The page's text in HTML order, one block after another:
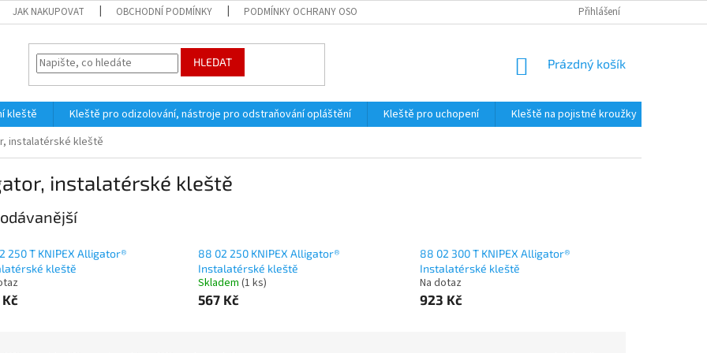
JAK NAKUPOVAT OBCHODNÍ PODMÍNKY PODMÍNKY OCHRANY OSOBNÍCH ÚDAJŮ Přihlášení
HLEDAT
NÁKUPNÍ
Prázdný košík
kleště Kleště pro odizolování, nástroje pro odstraňování opláštění Kleště pro uchopení Kleště na pojistné kroužky
instalatérské kleště
instalatérské kleště
250 T KNIPEX Alligator®
kleště
88 02 250 KNIPEX Alligator®
Instalatérské kleště
Skladem (1 ks)
567 Kč
88 02 300 T KNIPEX Alligator®
Instalatérské kleště
Na dotaz
923 Kč